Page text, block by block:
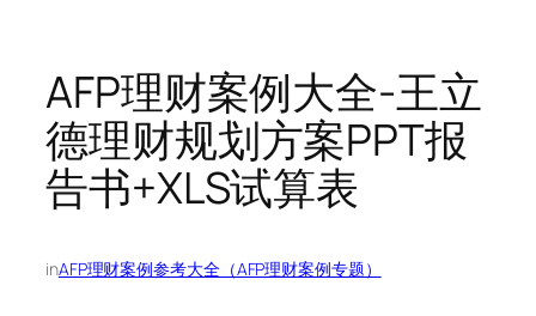
AFP理财案例大全-王立
德理财规划方案PPT报
告书+XLS试算表
inAFP理财案例参考大全（AFP理财案例专题）